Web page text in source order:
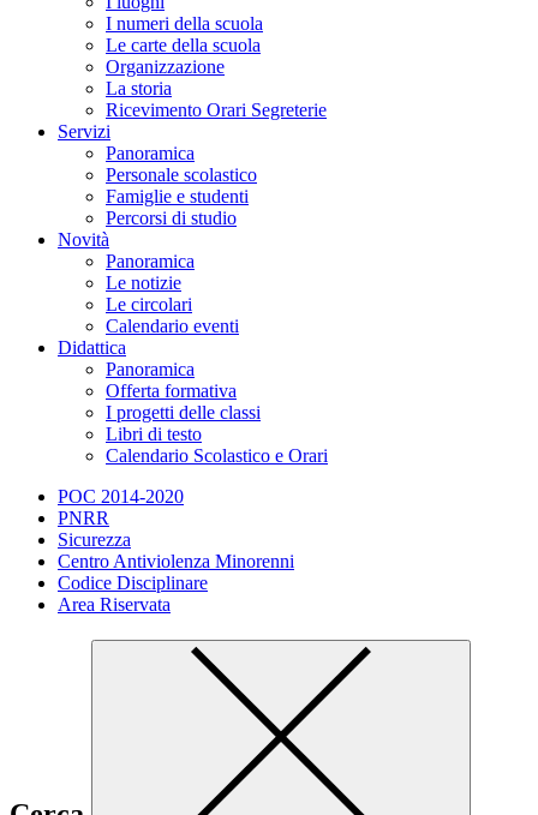
I numeri della scuola
Le carte della scuola
Organizzazione
La storia
Ricevimento Orari Segreterie
Servizi
Panoramica
Personale scolastico
Famiglie e studenti
Percorsi di studio
Novità
Panoramica
Le notizie
Le circolari
Calendario eventi
Didattica
Panoramica
Offerta formativa
I progetti delle classi
Libri di testo
Calendario Scolastico e Orari
POC 2014-2020
PNRR
Sicurezza
Centro Antiviolenza Minorenni
Codice Disciplinare
Area Riservata